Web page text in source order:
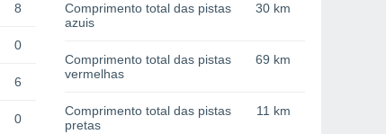
8
0
6
0
Comprimento total das pistas
azuis
30 km
Comprimento total das pistas
vermelhas
69 km
Comprimento total das pistas
pretas
11 km